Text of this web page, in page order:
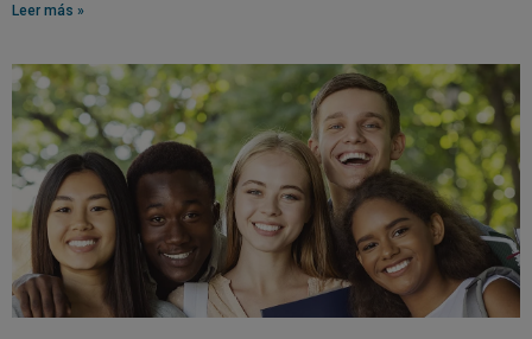
Leer más »